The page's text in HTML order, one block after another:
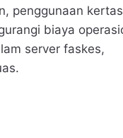
penggunaan kertas
biaya
server faskes,